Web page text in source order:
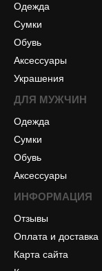
Одежда
Сумки
Обувь
Аксессуары
Украшения
ДЛЯ МУЖЧИН
Одежда
Сумки
Обувь
Аксессуары
ИНФОРМАЦИЯ
Отзывы
Оплата и доставка
Карта сайта